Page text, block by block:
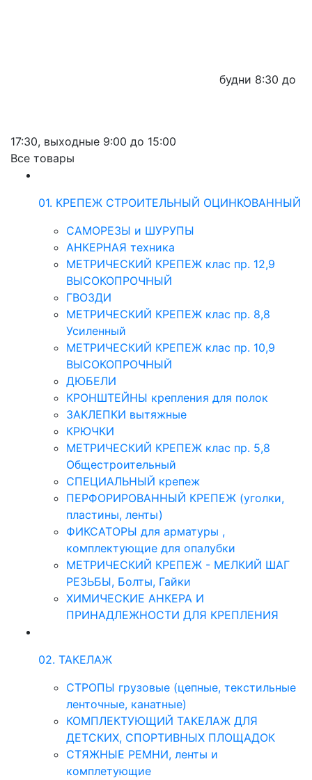
будни 8:30 до
17:30, выходные 9:00 до 15:00
Все товары
01. КРЕПЕЖ СТРОИТЕЛЬНЫЙ ОЦИНКОВАННЫЙ
САМОРЕЗЫ и ШУРУПЫ
АНКЕРНАЯ техника
МЕТРИЧЕСКИЙ КРЕПЕЖ клас пр. 12,9
ВЫСОКОПРОЧНЫЙ
ГВОЗДИ
МЕТРИЧЕСКИЙ КРЕПЕЖ клас пр. 8,8
Усиленный
МЕТРИЧЕСКИЙ КРЕПЕЖ клас пр. 10,9
ВЫСОКОПРОЧНЫЙ
ДЮБЕЛИ
КРОНШТЕЙНЫ крепления для полок
ЗАКЛЕПКИ вытяжные
КРЮЧКИ
МЕТРИЧЕСКИЙ КРЕПЕЖ клас пр. 5,8
Общестроительный
СПЕЦИАЛЬНЫЙ крепеж
ПЕРФОРИРОВАННЫЙ КРЕПЕЖ (уголки,
пластины, ленты)
ФИКСАТОРЫ для арматуры ,
комплектующие для опалубки
МЕТРИЧЕСКИЙ КРЕПЕЖ - МЕЛКИЙ ШАГ
РЕЗЬБЫ, Болты, Гайки
ХИМИЧЕСКИЕ АНКЕРА И
ПРИНАДЛЕЖНОСТИ ДЛЯ КРЕПЛЕНИЯ
02. ТАКЕЛАЖ
СТРОПЫ грузовые (цепные, текстильные
ленточные, канатные)
КОМПЛЕКТУЮЩИЙ ТАКЕЛАЖ ДЛЯ
ДЕТСКИХ, СПОРТИВНЫХ ПЛОЩАДОК
СТЯЖНЫЕ РЕМНИ, ленты и
комплетующие